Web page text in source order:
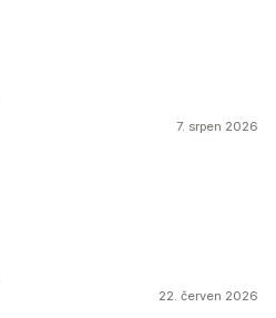
7. srpen 2026
22. červen 2026